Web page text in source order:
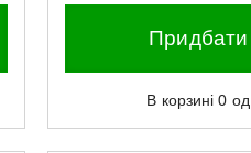
Придбати
В корзині0 од